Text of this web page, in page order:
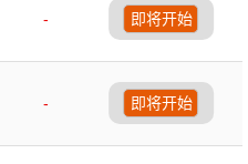
-
即将开始
-
即将开始